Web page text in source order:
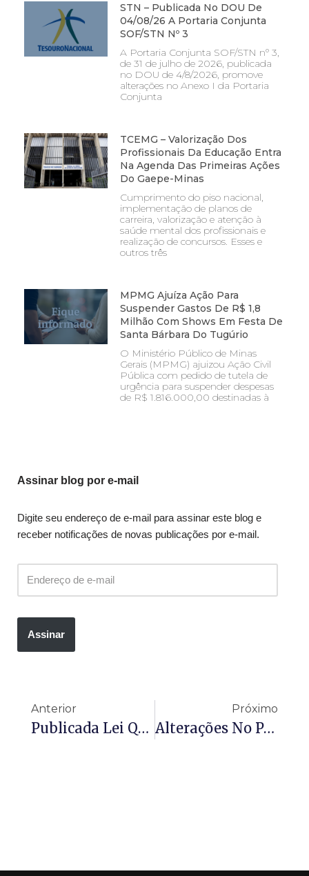
STN – Publicada No DOU De
04/08/26 A Portaria Conjunta
SOF/STN Nº 3
A Portaria Conjunta SOF/STN nº 3,
de 31 de julho de 2026, publicada
no DOU de 4/8/2026, promove
alterações no Anexo I da Portaria
Conjunta
TCEMG – Valorização Dos
Profissionais Da Educação Entra
Na Agenda Das Primeiras Ações
Do Gaepe-Minas
Cumprimento do piso nacional,
implementação de planos de
carreira, valorização e atenção à
saúde mental dos profissionais e
realização de concursos. Esses e
outros três
MPMG Ajuíza Ação Para
Suspender Gastos De R$ 1,8
Milhão Com Shows Em Festa De
Santa Bárbara Do Tugúrio
O Ministério Público de Minas
Gerais (MPMG) ajuizou Ação Civil
Pública com pedido de tutela de
urgência para suspender despesas
de R$ 1.816.000,00 destinadas à
Assinar blog por e-mail
Digite seu endereço de e-mail para assinar este blog e
receber notificações de novas publicações por e-mail.
Assinar
Anterior
Publicada Lei Que Altera A Lei 10.880 – PNATE E PNAE
Próximo
Alterações No PAT – Decreto Nº 12.712